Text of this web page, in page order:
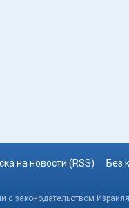
на новости (RSS) Без
законодательством